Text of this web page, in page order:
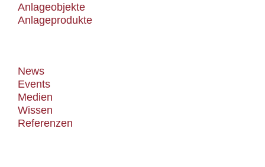
Anlageobjekte
Anlageprodukte
News
Events
Medien
Wissen
Referenzen